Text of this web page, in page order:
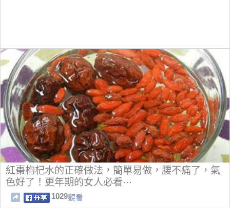
紅棗枸杞水的正確做法，簡單易做，腰不痛了，氣
色好了！更年期的女人必看···
1029觀看